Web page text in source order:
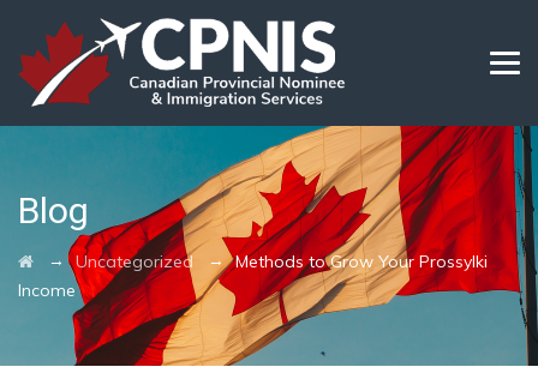
Blog
→Uncategorized →Methods to Grow Your Prossylki
Income